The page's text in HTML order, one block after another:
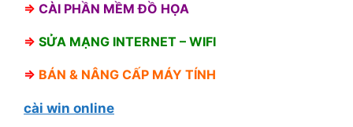
⇒ CÀI PHẦN MỀM ĐỒ HỌA
⇒ SỬA MẠNG INTERNET – WIFI
⇒ BÁN & NÂNG CẤP MÁY TÍNH
cài win online